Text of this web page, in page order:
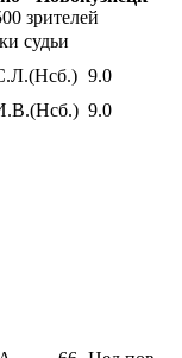
зрителей
судьи
9.0
9.0